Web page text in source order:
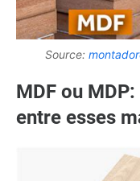
Source:
MDF ou
entre esses